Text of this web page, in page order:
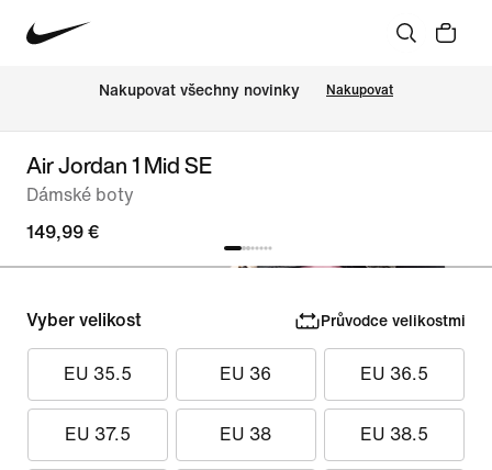
Nakupovat všechny novinky Nakupovat
Air Jordan 1 Mid SE
Dámské boty
149,99 €
Vyber velikost Průvodce velikostmi
EU 35.5 EU 36 EU 36.5
EU 37.5 EU 38 EU 38.5